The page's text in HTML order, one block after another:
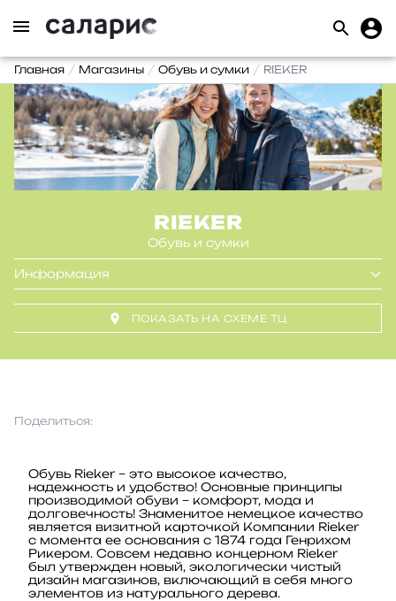
Главная Магазины Обувь и сумки RIEKER
RIEKER
Обувь и сумки
Информация
ПОКАЗАТЬ НА СХЕМЕ ТЦ
Поделиться:
Обувь Rieker – это высокое качество,
надежность и удобство! Основные принципы
производимой обуви – комфорт, мода и
долговечность! Знаменитое немецкое качество
является визитной карточкой Компании Rieker
с момента ее основания с 1874 года Генрихом
Рикером. Совсем недавно концерном Rieker
был утвержден новый, экологически чистый
дизайн магазинов, включающий в себя много
элементов из натурального дерева.